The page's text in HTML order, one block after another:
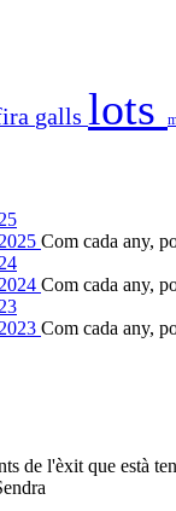
galls lots
Com cada any,
Com cada any,
Com cada any,
de l'èxit que està